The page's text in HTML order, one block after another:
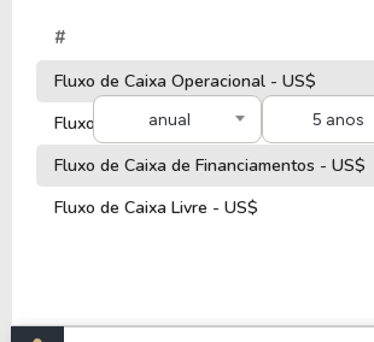
anual 5 anos
#
Fluxo de Caixa Operacional - US$
Fluxo de Caixa de Investimentos - US$
Fluxo de Caixa de Financiamentos - US$
Fluxo de Caixa Livre - US$